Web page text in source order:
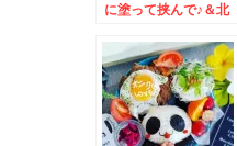
に塗って挟んで♪＆北
メ☆